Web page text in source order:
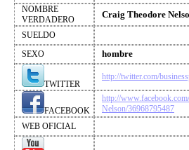
NOMBRE
VERDADERO
Craig Theodore
SUELDO
SEXO
hombre
TWITTER
http://twitter.com/
FACEBOOK
http://
Nelson/36968795487
WEB OFICIAL